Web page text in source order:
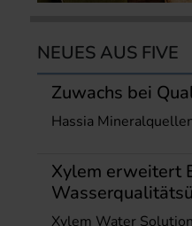
NEUES AUS FIVE
Zuwachs bei
Hassia
Xylem erweitert
Xylem Water